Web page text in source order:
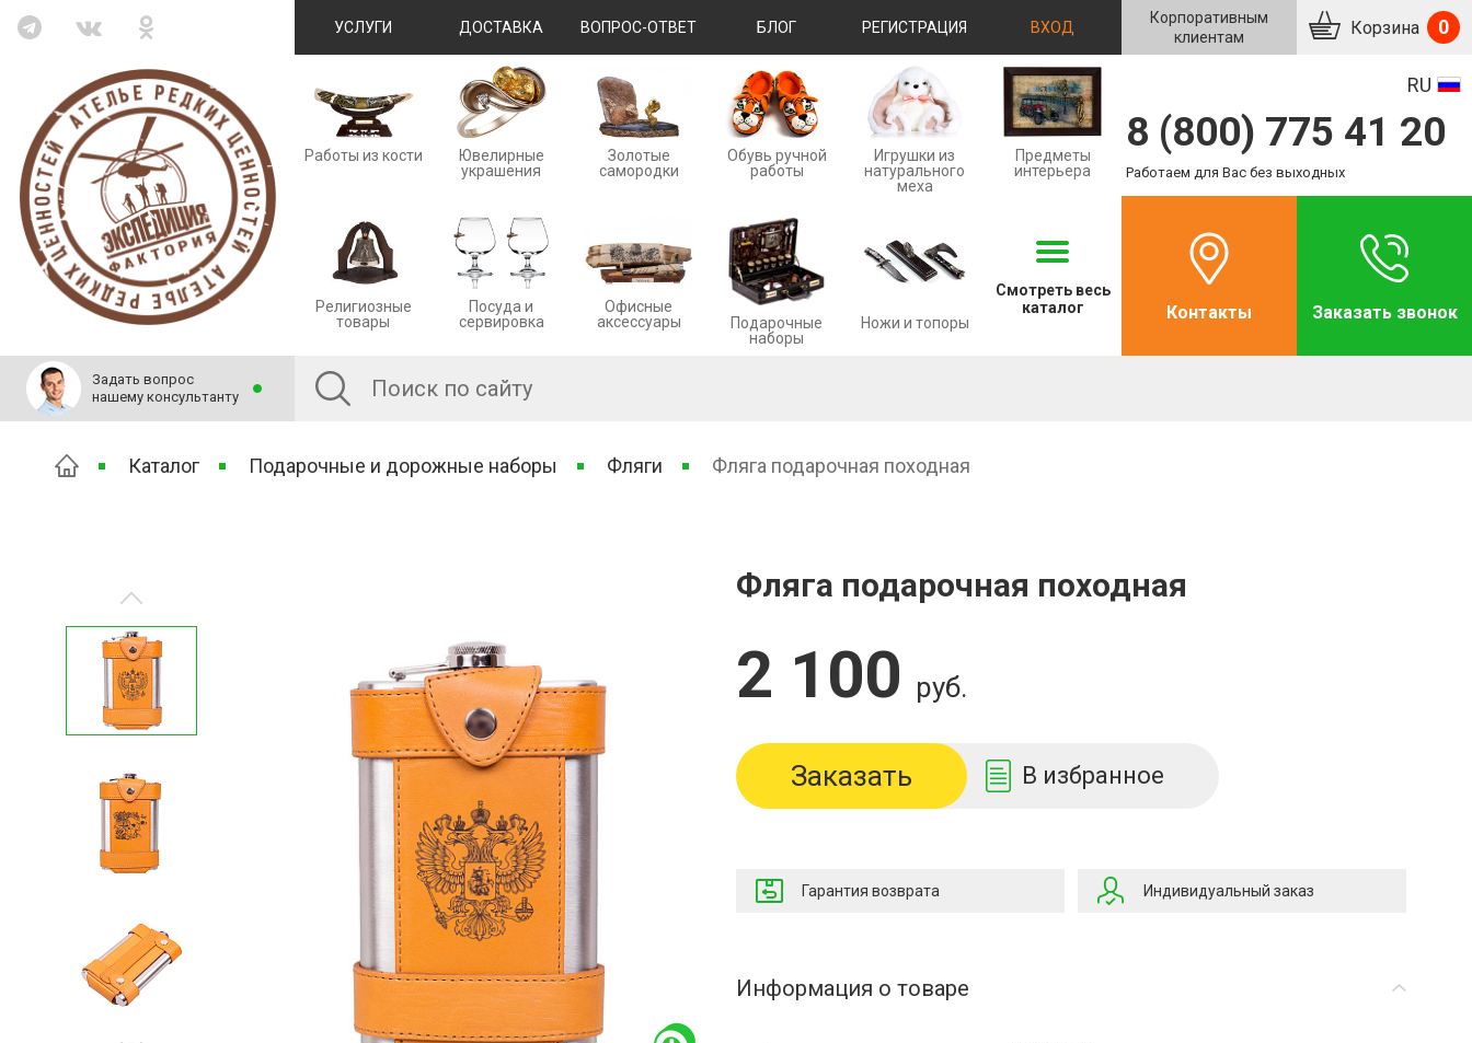
УСЛУГИ ДОСТАВКА ВОПРОС-ОТВЕТ БЛОГ РЕГИСТРАЦИЯ ВХОД
Корпоративным
клиентам
Корзина 0
Работы из кости
Ювелирные
украшения
Золотые
cамородки
Обувь ручной
работы
Игрушки из
натурального
меха
Предметы
интерьера
Религиозные
товары
Посуда и
сервировка
Офисные
аксессуары
Подарочные
наборы
Ножи и топоры
Смотреть весь
каталог
RU
8 (800) 775 41 20
Работаем для Вас без выходных
Контакты Заказать звонок
Задать вопрос
нашему консультанту
Каталог Подарочные и дорожные наборы Фляги Фляга подарочная походная
Фляга подарочная походная
2 100 руб.
Заказать В избранное
Гарантия возврата Индивидуальный заказ
Информация о товаре